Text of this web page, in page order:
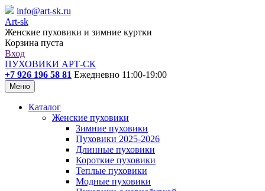
info@art-sk.ru
Art-sk
Женские пуховики и зимние куртки
Корзина пуста
Вход
ПУХОВИКИ АРТ-СК
+7 926 196 58 81 Ежедневно 11:00-19:00
Меню
Каталог
Женские пуховики
Зимние пуховики
Пуховики 2025-2026
Длинные пуховики
Короткие пуховики
Теплые пуховики
Модные пуховики